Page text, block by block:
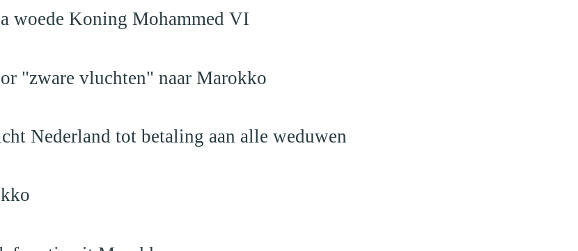
woede Koning Mohammed VI
"zware vluchten" naar Marokko
Nederland tot betaling aan alle weduwen